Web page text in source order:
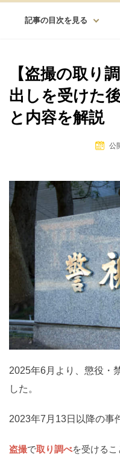
記事の目次を見る
都道府県から探す
北海道・東北
北海道 青森 岩手
関東
栃木 群馬 埼
東海
静岡 愛知 三
関西
滋賀 京都 大阪 兵
中国
四国
福岡 佐賀 長崎 熊
【盗撮の取り
出しを受けた
と内容を解説
公
2025年6月より、懲役・
した。
2023年7月13日以降の事
盗撮で取り調べを受けるこ